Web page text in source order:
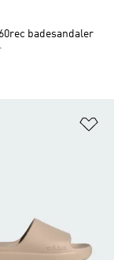
badesandaler